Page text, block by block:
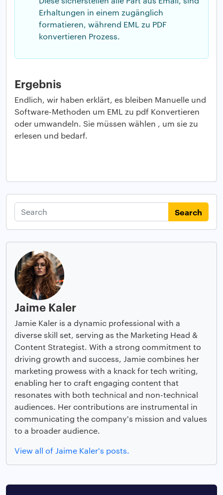
Erhaltungen in einem zugänglich
formatieren, während EML zu PDF
konvertieren Prozess.
Ergebnis
Endlich, wir haben erklärt, es bleiben Manuelle und
Software-Methoden um EML zu pdf Konvertieren
oder umwandeln. Sie müssen wählen , um sie zu
erlesen und bedarf.
Search
Jaime Kaler
Jamie Kaler is a dynamic professional with a
diverse skill set, serving as the Marketing Head &
Content Strategist. With a strong commitment to
driving growth and success, Jamie combines her
marketing prowess with a knack for tech writing,
enabling her to craft engaging content that
resonates with both technical and non-technical
audiences. Her contributions are instrumental in
communicating the company's mission and values
to a broader audience.
View all of Jaime Kaler's posts.